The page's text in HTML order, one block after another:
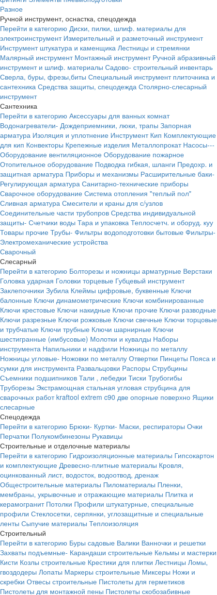
Разное
Ручной инструмент, оснастка, спецодежда
Перейти в категорию Диски, пилки, шлиф. материалы для
электроинструмент Измерительный и разметочный инструмент
Инструмент штукатура и каменщика Лестницы и стремянки
Малярный инструмент Монтажный инструмент Ручной абразивный
инструмент и шлиф. материалы Садово- строительный инвентарь
Сверла, буры, фрезы,биты Специальный инструмент плиточника и
сантехника Средства защиты, спецодежда Столярно-слесарный
инструмент
Сантехника
Перейти в категорию Аксессуары для ванных комнат
Водонагреватели- Дождеприемники, люки, трапы Запорная
арматура Изоляция и уплотнение Инструмент Кип Комплектующие
для кип Конвекторы Крепежные изделия Металлопрокат Насосы---
Оборудование вентиляционное Оборудование пожарное
Отопительное оборудование Подводка гибкая, шланги Предохр. и
защитная арматура Приборы и механизмы Расширительные баки-
Регулирующая арматура Санитарно-технические приборы
Сварочное оборудование Система отопления "теплый пол"
Сливная арматура Смесители и краны для с/узлов
Соединительные части трубопров Средства индивидуальной
защиты- Счетчики воды Тара и упаковка Теплосчетч. и оборуд. куу
Товары прочие Трубы- Фильтры водоподготовки бытовые Фильтры-
Электромеханические устройства
Сварочный
Слесарный
Перейти в категорию Болторезы и ножницы арматурные Верстаки
Головка ударная Головки торцевые Губцевый инструмент
Заклепочники Зубила Клеймы цифровые, буквенные Ключи
балонные Ключи динамометрические Ключи комбинированные
Ключи крестовые Ключи накидные Ключи прочие Ключи разводные
Ключи разрезные Ключи рожковые Ключи свечные Ключи торцовые
и трубчатые Ключи трубные Ключи шарнирные Ключи
шестигранные (имбусовые) Молотки и кувалды Наборы
инструмента Напильники и надфили Ножницы по металлу
Ножницы угловые- Ножовки по металлу Отвертки Пинцеты Пояса и
сумки для инструмента Развальцовки Распоры Струбцины
Съемники подшипников Тали , лебедки Тиски Трубогибы
Труборезы Экстрамощная стальная угловая струбцина для
сварочных работ kraftool extrem c90 две опорные поверхно Ящики
слесарные
Спецодежда
Перейти в категорию Брюки- Куртки- Маски, респираторы Очки
Перчатки Полукомбинезоны Рукавицы
Строительные и отделочные материалы
Перейти в категорию Гидроизоляционные материалы Гипсокартон
и комплектующие Древесно-плитные материалы Кровля,
оцинкованный лист, водосток, водоотвод, дренаж
Общестроительные материалы Пиломатериалы Пленки,
мембраны, укрывочные и отражающие материалы Плитка и
керамогранит Потолки Профили штукатурные, специальные
профили Стеклосетки, серпянки, углозащитные и специальные
ленты Сыпучие материалы Теплоизоляция
Строительный
Перейти в категорию Буры садовые Валики Ванночки и решетки
Захваты подъемные- Карандаши строительные Кельмы и мастерки
Кисти Козлы строительные Крестики для плитки Лестницы Ломы,
гвоздодеры Лопаты Маркеры строительные Миксеры Ножи и
скребки Отвесы строительные Пистолеты для герметиков
Пистолеты для монтажной пены Пистолеты скобозабивные